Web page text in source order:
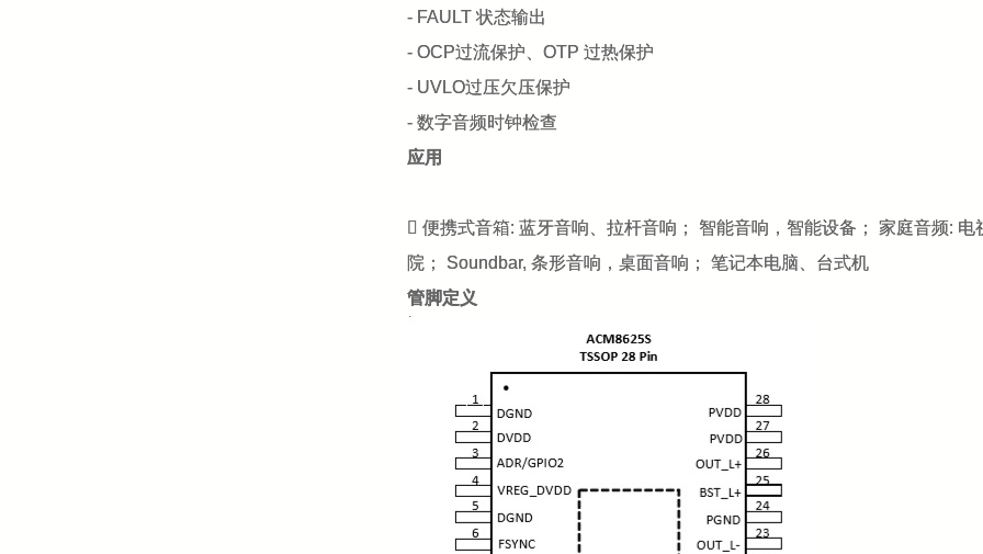
- FAULT 状态输出
- OCP过流保护、OTP 过热保护
- UVLO过压欠压保护
- 数字音频时钟检查
应用
 便携式音箱: 蓝牙音响、拉杆音响； 智能音响，智能设备； 家庭音频: 电
院； Soundbar, 条形音响，桌面音响； 笔记本电脑、台式机
管脚定义